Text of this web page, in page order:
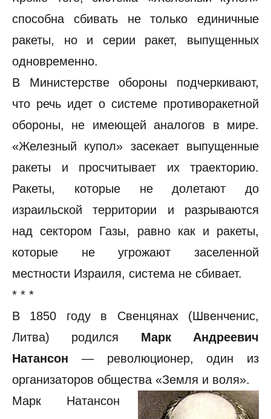
способна сбивать не только единичные
ракеты, но и серии ракет, выпущенных
одновременно.
В Министерстве обороны подчеркивают,
что речь идет о системе противоракетной
обороны, не имеющей аналогов в мире.
«Железный купол» засекает выпущенные
ракеты и просчитывает их траекторию.
Ракеты, которые не долетают до
израильской территории и разрываются
над сектором Газы, равно как и ракеты,
которые не угрожают заселенной
местности Израиля, система не сбивает.
* * *
В 1850 году в Свенцянах (Швенченис,
Литва) родился Марк Андреевич
Натансон — революционер, один из
организаторов общества «Земля и воля».
Марк Натансон